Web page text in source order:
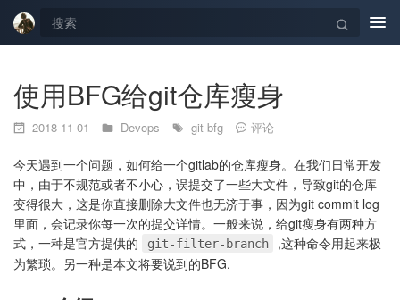
使用BFG给git仓库瘦身
2018-11-01 Devops git bfg 评论
今天遇到一个问题，如何给一个gitlab的仓库瘦身。在我们日常开发
中，由于不规范或者不小心，误提交了一些大文件，导致git的仓库
变得很大，这是你直接删除大文件也无济于事，因为git commit log
里面，会记录你每一次的提交详情。一般来说，给git瘦身有两种方
式，一种是官方提供的
git-filter-branch
,这种命令用起来极
为繁琐。另一种是本文将要说到的BFG.